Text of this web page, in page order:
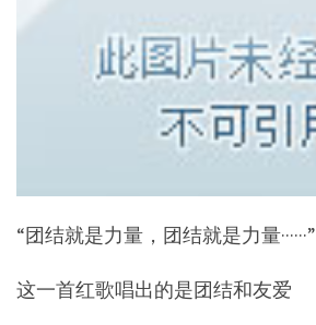
“团结就是力量，团结就是力量······”
这一首红歌唱出的是团结和友爱